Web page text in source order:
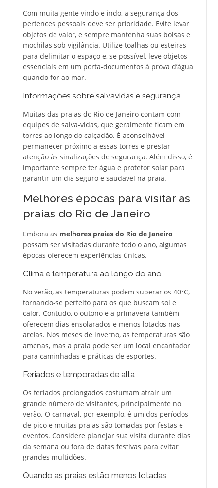
Com muita gente vindo e indo, a segurança dos
pertences pessoais deve ser prioridade. Evite levar
objetos de valor, e sempre mantenha suas bolsas e
mochilas sob vigilância. Utilize toalhas ou esteiras
para delimitar o espaço e, se possível, leve objetos
essenciais em um porta-documentos à prova d’água
quando for ao mar.
Informações sobre salvavidas e segurança
Muitas das praias do Rio de Janeiro contam com
equipes de salva-vidas, que geralmente ficam em
torres ao longo do calçadão. É aconselhável
permanecer próximo a essas torres e prestar
atenção às sinalizações de segurança. Além disso, é
importante sempre ter água e protetor solar para
garantir um dia seguro e saudável na praia.
Melhores épocas para visitar as
praias do Rio de Janeiro
Embora as melhores praias do Rio de Janeiro
possam ser visitadas durante todo o ano, algumas
épocas oferecem experiências únicas.
Clima e temperatura ao longo do ano
No verão, as temperaturas podem superar os 40°C,
tornando-se perfeito para os que buscam sol e
calor. Contudo, o outono e a primavera também
oferecem dias ensolarados e menos lotados nas
areias. Nos meses de inverno, as temperaturas são
amenas, mas a praia pode ser um local encantador
para caminhadas e práticas de esportes.
Feriados e temporadas de alta
Os feriados prolongados costumam atrair um
grande número de visitantes, principalmente no
verão. O carnaval, por exemplo, é um dos períodos
de pico e muitas praias são tomadas por festas e
eventos. Considere planejar sua visita durante dias
da semana ou fora de datas festivas para evitar
grandes multidões.
Quando as praias estão menos lotadas